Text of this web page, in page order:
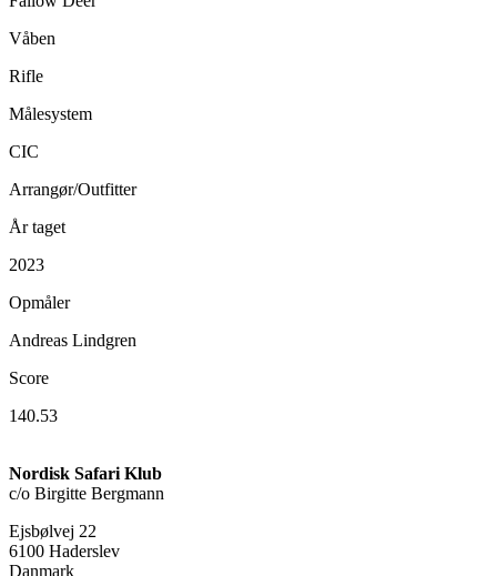
Våben
Rifle
Målesystem
CIC
Arrangør/Outfitter
År taget
2023
Opmåler
Andreas Lindgren
Score
140.53
Nordisk Safari Klub
c/o Birgitte Bergmann
Ejsbølvej 22
6100 Haderslev
Danmark